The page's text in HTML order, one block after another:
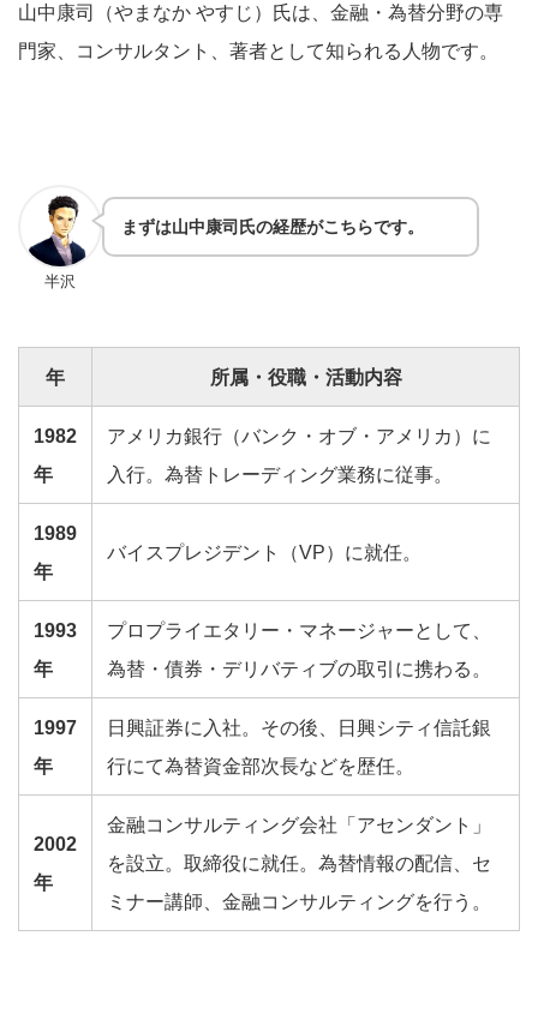
山中康司（やまなか やすじ）氏は 、金融・為替分野の専
門家、コンサルタント、著者として知られる人物です。
半沢
まずは山中康司氏の経歴がこちらです。
年 所属・役職・活動内容
1982
年
アメリカ銀行（バンク・オブ・アメリカ）に
入行。為替トレーディング業務に従事。
1989
年
バイスプレジデント（VP）に就任。
1993
年
プロプライエタリー・マネージャーとして、
為替・債券・デリバティブの取引に携わる。
1997
年
日興証券に入社。その後、日興シティ信託銀
行にて為替資金部次長などを歴任。
2002
年
金融コンサルティング会社「アセンダント」
を設立。取締役に就任。為替情報の配信、セ
ミナー講師、金融コンサルティングを行う。